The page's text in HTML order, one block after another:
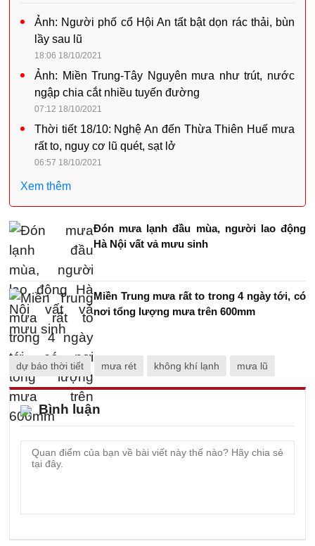
Ảnh: Người phố cổ Hội An tất bật dọn rác thải, bùn
lầy sau lũ
18:06 18/10/2021
Ảnh: Miền Trung-Tây Nguyên mưa như trút, nước
ngập chia cắt nhiều tuyến đường
07:12 18/10/2021
Thời tiết 18/10: Nghệ An đến Thừa Thiên Huế mưa
rất to, nguy cơ lũ quét, sạt lở
06:57 18/10/2021
Xem thêm
Đón mưa lạnh đầu mùa, người lao động
Hà Nội vất vả mưu sinh
Miền Trung mưa rất to trong 4 ngày tới, có
nơi tổng lượng mưa trên 600mm
dự báo thời tiết mưa rét không khí lạnh mưa lũ
Bình luận